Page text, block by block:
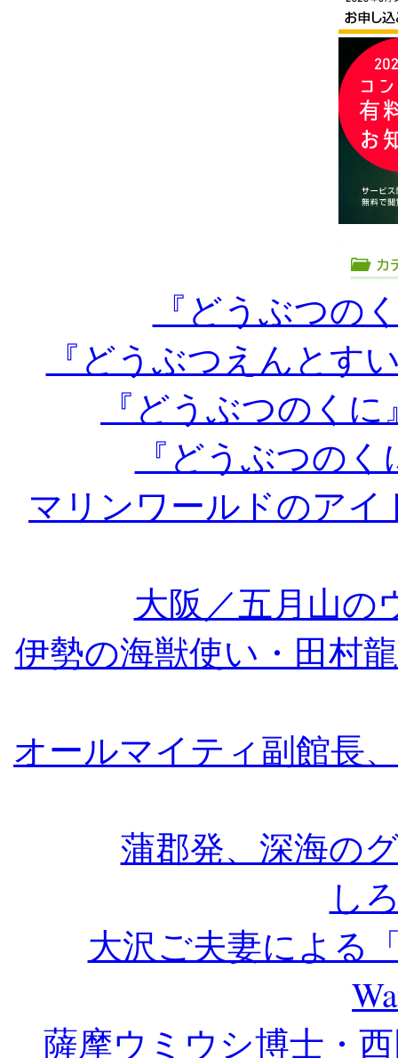
『どうぶつの
『どうぶつえんとす
『どうぶつのく
『どうぶつの
マリンワールドのアイ
大阪／五月山の
伊勢の海獣使い・田村
オールマイティ副館長
蒲郡発、深海の
し
大沢ご夫妻による
薩摩ウミウシ博士・西